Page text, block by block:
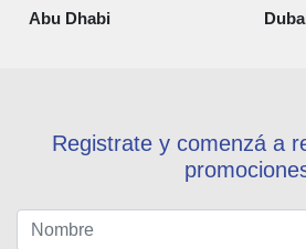
Abu Dhabi
Registrate y comenzá a